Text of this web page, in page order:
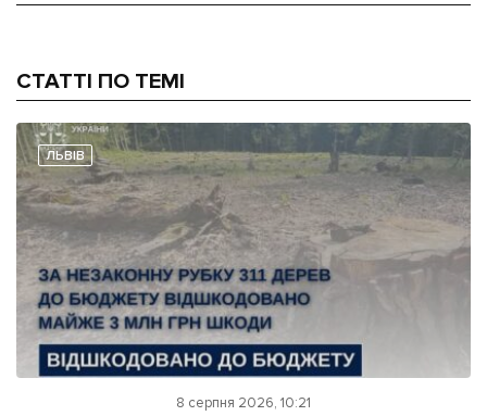
СТАТТІ ПО ТЕМІ
ЛЬВІВ
8 серпня 2026, 10:21